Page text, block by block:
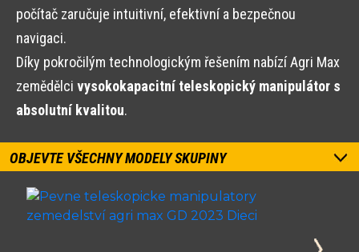
počítač zaručuje intuitivní, efektivní a bezpečnou
navigaci.
Díky pokročilým technologickým řešením nabízí Agri Max
zemědělci vysokokapacitní teleskopický manipulátor s
absolutní kvalitou.
OBJEVTE VŠECHNY MODELY SKUPINY